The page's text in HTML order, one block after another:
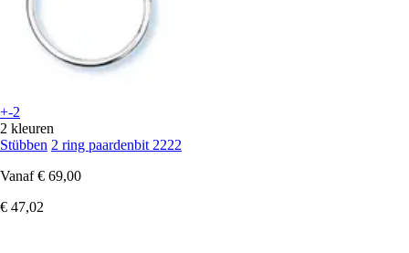
+-2
2 kleuren
Stübben 2 ring paardenbit 2222
Vanaf € 69,00
€ 47,02